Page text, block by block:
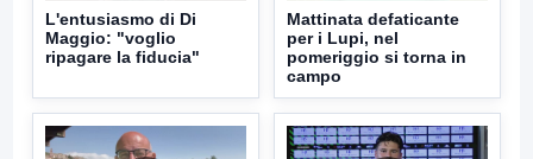
L'entusiasmo di Di
Maggio: "voglio
ripagare la fiducia"
Mattinata defaticante
per i Lupi, nel
pomeriggio si torna in
campo